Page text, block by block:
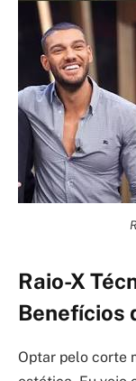
Raio-X
Benefícios
Optar pelo corte